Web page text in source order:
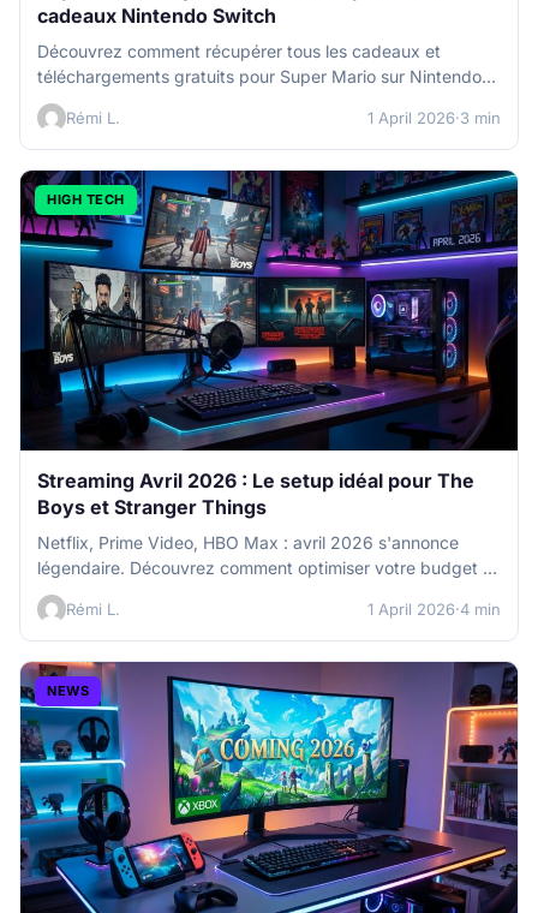
cadeaux Nintendo Switch
Découvrez comment récupérer tous les cadeaux et
téléchargements gratuits pour Super Mario sur Nintendo
Switch durant le MAR10 Day. Loot…
Rémi L. 1 April 2026·3 min
HIGH TECH
Streaming Avril 2026 : Le setup idéal pour The
Boys et Stranger Things
Netflix, Prime Video, HBO Max : avril 2026 s'annonce
légendaire. Découvrez comment optimiser votre budget et
votre setup pour The…
Rémi L. 1 April 2026·4 min
NEWS